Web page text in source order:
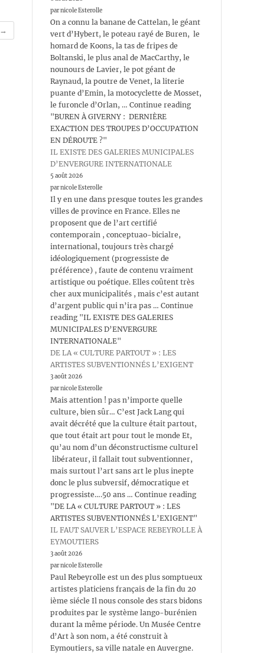
→
par nicole Esterolle
On a connu la banane de Cattelan, le géant
vert d’Hybert, le poteau rayé de Buren, le
homard de Koons, la tas de fripes de
Boltanski, le plus anal de MacCarthy, le
nounours de Lavier, le pot géant de
Raynaud, la poutre de Venet, la literie
puante d’Emin, la motocyclette de Mosset,
le furoncle d’Orlan, … Continue reading
"BUREN À GIVERNY : DERNIÈRE
EXACTION DES TROUPES D’OCCUPATION
EN DÉROUTE ?"
IL EXISTE DES GALERIES MUNICIPALES
D’ENVERGURE INTERNATIONALE
5 août 2026
par nicole Esterolle
Il y en une dans presque toutes les grandes
villes de province en France. Elles ne
proposent que de l’art certifié
contemporain , conceptuao-bicialre,
international, toujours très chargé
idéologiquement (progressiste de
préférence) , faute de contenu vraiment
artistique ou poétique. Elles coûtent très
cher aux municipalités , mais c’est autant
d’argent public qui n’ira pas … Continue
reading "IL EXISTE DES GALERIES
MUNICIPALES D’ENVERGURE
INTERNATIONALE"
DE LA « CULTURE PARTOUT » : LES
ARTISTES SUBVENTIONNÉS L’EXIGENT
3 août 2026
par nicole Esterolle
Mais attention ! pas n’importe quelle
culture, bien sûr… C’est Jack Lang qui
avait décrété que la culture était partout,
que tout était art pour tout le monde Et,
qu’au nom d’un déconstructisme culturel
libérateur, il fallait tout subventionner,
mais surtout l’art sans art le plus inepte
donc le plus subversif, démocratique et
progressiste….50 ans … Continue reading
"DE LA « CULTURE PARTOUT » : LES
ARTISTES SUBVENTIONNÉS L’EXIGENT"
IL FAUT SAUVER L’ESPACE REBEYROLLE À
EYMOUTIERS
3 août 2026
par nicole Esterolle
Paul Rebeyrolle est un des plus somptueux
artistes platiciens français de la fin du 20
ième siécle Il nous console des stars bidons
produites par le système lango-burénien
durant la même période. Un Musée Centre
d’Art à son nom, a été construit à
Eymoutiers, sa ville natale en Auvergne.